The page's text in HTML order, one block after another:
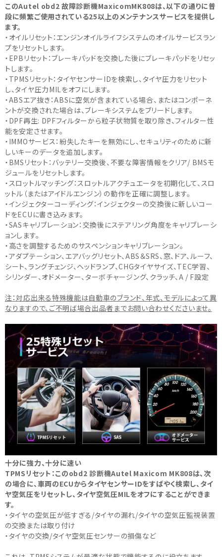
このAutel obd2 故障診断機MaxicomMK808は、以下の通りに普
段に頻繁ご使用されている25以上のメンテナンスサービスを提供し
ます。
・オイルリセット：エンジンオイルライフシステムのオイルサービスラン
プをリセットします。
・EPBリセット：ブレーキパッドを交換した後にブレーキパッドをリセッ
トします。
・TPMSリセット：タイヤセンサーIDを検索し、タイヤ圧力をリセット
し、タイヤ圧力MILをオフにします。
・ABSエア抜き：ABSに空気が含まれている場合、またはコンポーネ
ントが交換された場合は、ブレーキシステムをブリードします。
・DPF再生: DPFフィルターから粒子状物質を取り除き、フィルター性
能を安定させます。
・IMMOサービス：紛失したキーを無効にし、セキュリティのために新
しいキーのデータを追加します。
・BMSリセット：バッテリー交換後、不要な障害情報をクリア/ BMSモ
ジュールをリセットします。
・スロットルマッチング：スロットルアクチュエータを初期化して、スロ
ットル（またはアイドルエンジン）の動作を正確に調整します。
・インジェクターコーディング：インジェクターの交換後に新しいコー
ドをECUに書き込みます。
・SASキャリブレーション：交換後にステアリング角度をキャリブレーシ
ョンします。
・高さを調整するためのサスペンションキャリブレーション。
・アダプテーション、エアバッグリセット、ABS＆SRS、窓、ドア、ルーフ、
シート、ラングチェンジ、ヘッドランプ、CHGタイヤサイズ、TEC学習、
シリンダー、オドメーター、ターボチャージング、クラッチ、A / F設定
注：対応出来る特殊機能は自動車のブランド、年式、モデルによって異
なりますので、ご不明ば場合出品者までお問い合わせくださいませ。
十分に強力、十分に速い
TPMSリセット：このobd2 診断機Autel Maxicom MK808は、次
の場合に、車両のECUからタイヤセンサーIDをすばやく検索し、タイ
ヤ空気圧をリセットし、タイヤ空気圧MILをオフにすることができま
す。
・タイヤの空気圧が低すぎる/タイヤの漏れ/タイヤの空気圧監視装置
の交換または取り付け
・タイヤの交換/タイヤ空気圧センサーの損傷など